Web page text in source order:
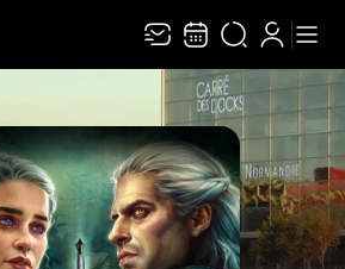
l’actualité en vous abonnant à
notre newsletter :
ENVOYER